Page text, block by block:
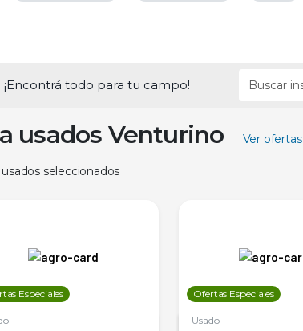
¡Encontrá todo para tu campo!
usados Venturino Ver ofertas
usados seleccionados
Especiales Ofertas Especiales
Usado